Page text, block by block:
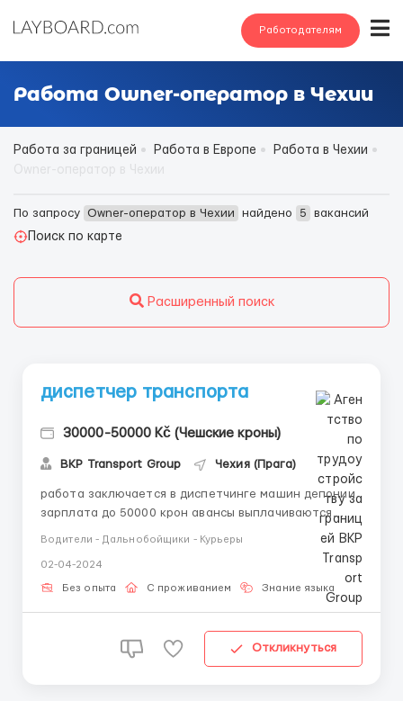
Работодателям
Работа Owner-оператор в Чехии
Работа за границей Работа в Европе
Работа в Чехии
По запросу Owner-оператор в Чехии найдено 5
вакансий
Поиск по карте
Расширенный поиск
диспетчер транспорта
30000-50000 Kč (Чешские кроны)
BKP Transport Group Чехия (Прага)
работа заключается в диспетчинге машин депонии
зарплата до 50000 крон авансы выплачиваются
каждую неделю работа от 7:00 до 16:00 пн-пя (+
каждая вторая суббота)(График можно обсудить)
чешский на разговорном уровне обезательно
работа находится в праге 10 ( богдалец ) звоните на
Водители - Дальнобойщики - Курьеры
02-04-2024
Без опыта С проживанием Знание языка
Откликнуться